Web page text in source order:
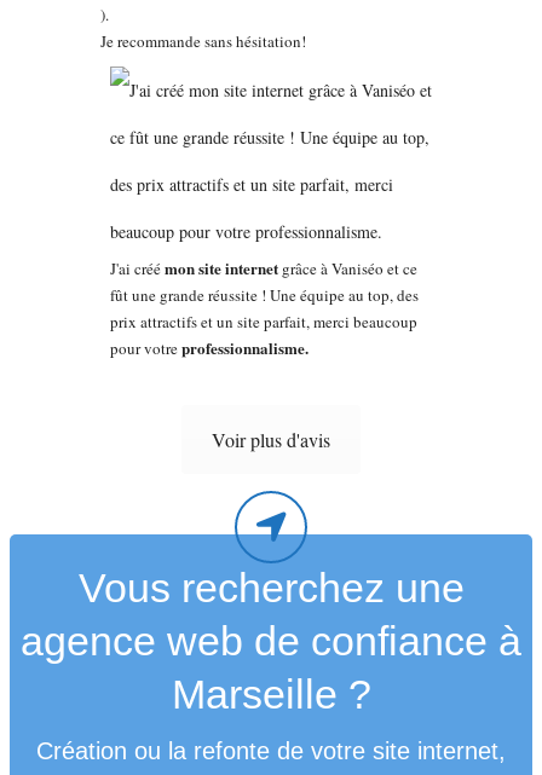
).
Je recommande sans hésitation!
J'ai créémon site internet grâce à Vaniséo et ce
fût une grande réussite ! Une équipe au top, des
prix attractifs et un site parfait, merci beaucoup
pour votreprofessionnalisme.
Voir plus d'avis
Vous recherchez une
agence web de confiance à
Marseille ?
Création ou la refonte de votre site internet,